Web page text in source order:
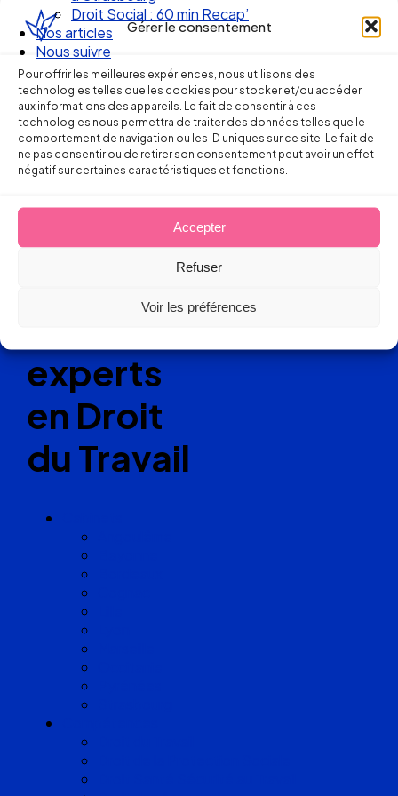
Gérer le consentement
Pour offrir les meilleures expériences, nous utilisons des
technologies telles que les cookies pour stocker et/ou accéder
aux informations des appareils. Le fait de consentir à ces
technologies nous permettra de traiter des données telles que le
comportement de navigation ou les ID uniques sur ce site. Le fait de
ne pas consentir ou de retirer son consentement peut avoir un effet
négatif sur certaines caractéristiques et fonctions.
Accepter
Refuser
Voir les préférences
Droit Social : 60 min Recap’
Nos articles
Nous suivre
6 juin 2017
Ellipse Avocats
Réseau
de cabinets
d’avocats
experts
en Droit
du Travail